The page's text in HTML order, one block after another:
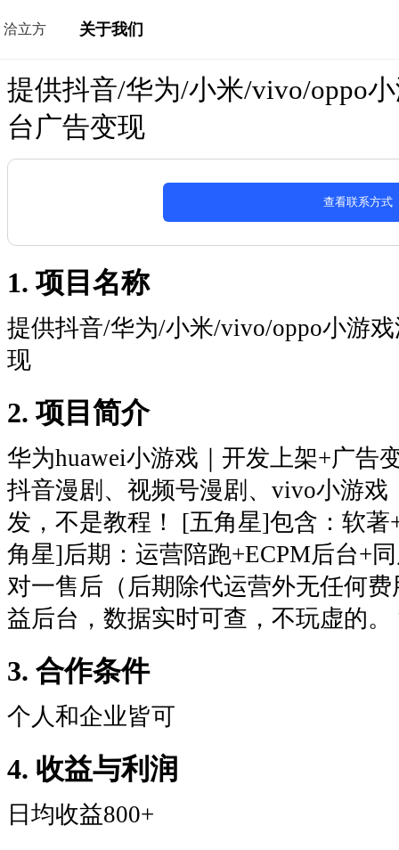
洽立方 关于我们
提供抖音/华为/小米/vivo/oppo
台广告变现
查看联系方式
1. 项目名称
提供抖音/华为/小米/vivo/oppo小游
现
2. 项目简介
华为huawei小游戏｜开发上架+广告
抖音漫剧、视频号漫剧、vivo小游
发，不是教程！ [五角星]包含：软
角星]后期：运营陪跑+ECPM后台+
对一售后（后期除代运营外无任何
益后台，数据实时可查，不玩虚的
3. 合作条件
个人和企业皆可
4. 收益与利润
日均收益800+